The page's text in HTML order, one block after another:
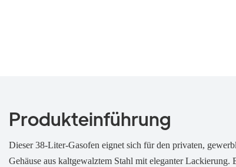
Produkteinführung
Dieser 38-Liter-Gasofen eignet sich für den privaten,
Gehäuse aus kaltgewalztem Stahl mit eleganter